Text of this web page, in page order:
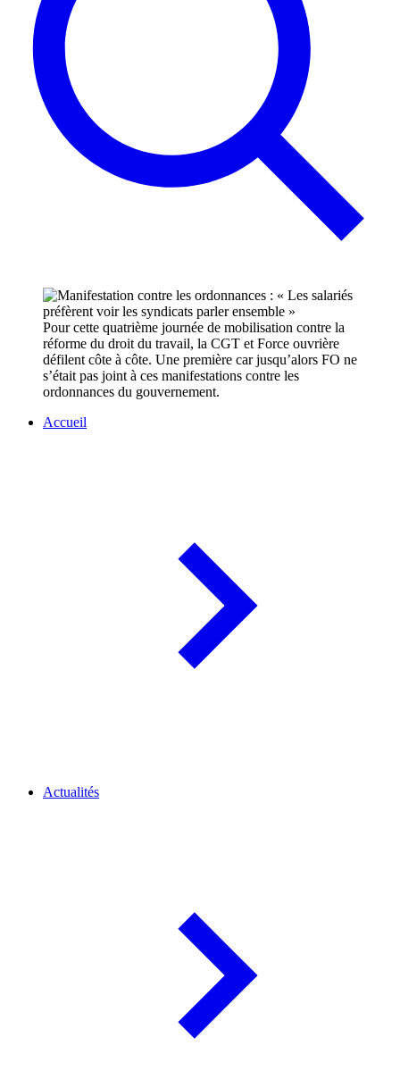
Pour cette quatrième journée de mobilisation contre la
réforme du droit du travail, la CGT et Force ouvrière
défilent côte à côte. Une première car jusqu’alors FO ne
s’était pas joint à ces manifestations contre les
ordonnances du gouvernement.
Accueil
Actualités